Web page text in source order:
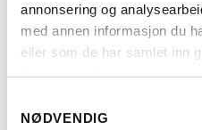
annonsering og
med annen informasjon du
eller som de har samlet inn
tjenestene deres.
Selection
NØDVENDIG
NCS S0502-YNCS S0500-N
NCS